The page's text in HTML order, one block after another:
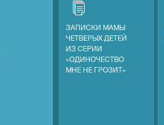
ЗАПИСКИ МАМЫ
ЧЕТВЕРЫХ ДЕТЕЙ
ИЗ СЕРИИ
«ОДИНОЧЕСТВО
МНЕ НЕ ГРОЗИТ»